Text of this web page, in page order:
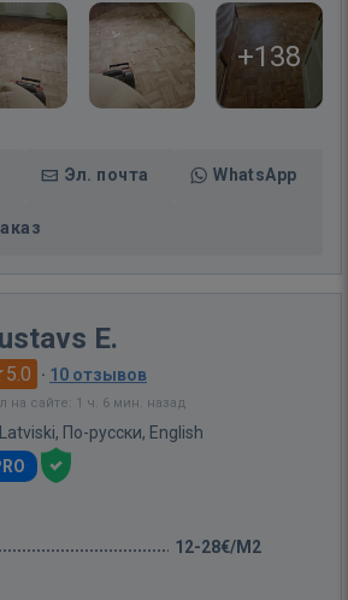
+138
Эл. почта WhatsApp
E.
5.0 · 10 отзывов
на сайте: 1 ч. 6 мин. назад
Latviski, По-русски, English
12-28€/M2